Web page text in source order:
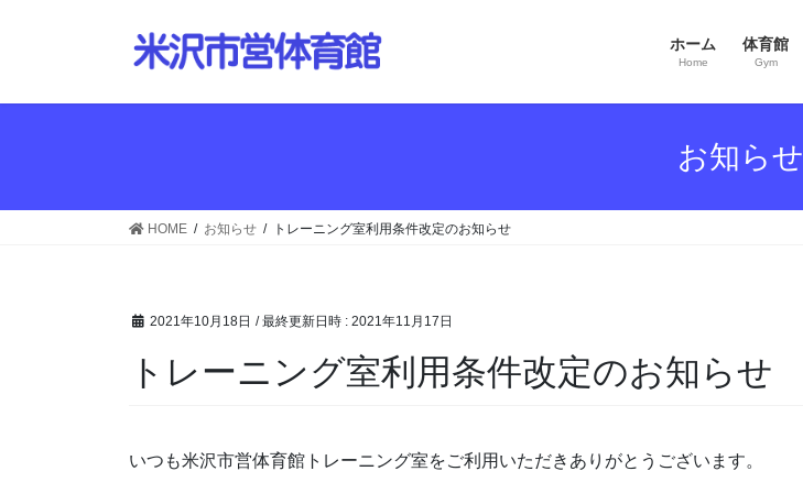
ホーム
Home
体育館
Gym
お知らせ
HOME お知らせ トレーニング室利用条件改定のお知らせ
2021年10月18日 / 最終更新日時 : 2021年11月17日
トレーニング室利用条件改定のお知らせ
いつも米沢市営体育館トレーニング室をご利用いただきありがとうございます。